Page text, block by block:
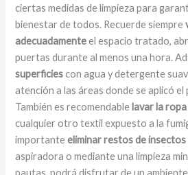
ciertas medidas de limpieza para
bienestar de todos. Recuerde siempre
adecuadamenteel espacio tratado,
puertas durante al menos una hora.
superficiescon agua y detergente
atención a las áreas donde se aplicó
También es recomendable lavar la ropa
cualquier otro textil expuesto a la
importanteeliminar restos de
aspiradora o mediante una limpieza
pautas, podrá disfrutar de un